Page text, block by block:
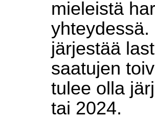
mieleistä
järjestää
saatujen
tulee olla
tai 2024.